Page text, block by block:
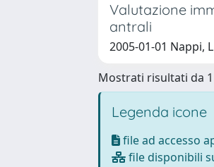
Valutazione
antrali
2005-01-01 Nappi,
Mostrati risultati da 1
Legenda icone
file ad accesso
file disponibili